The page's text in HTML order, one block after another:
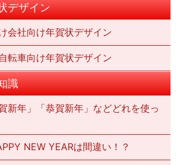
デザイン
会社向け年賀状デザイン
転車向け年賀状デザイン
識
新年」「恭賀新年」などどれを使っ
NEW YEARは間違い！？